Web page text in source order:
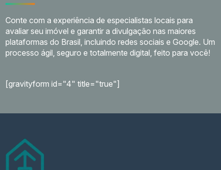
Conte com a experiência de especialistas locais para
avaliar seu imóvel e garantir a divulgação nas maiores
plataformas do Brasil, incluindo redes sociais e Google. Um
processo ágil, seguro e totalmente digital, feito para você!
[gravityform id="4" title="true"]